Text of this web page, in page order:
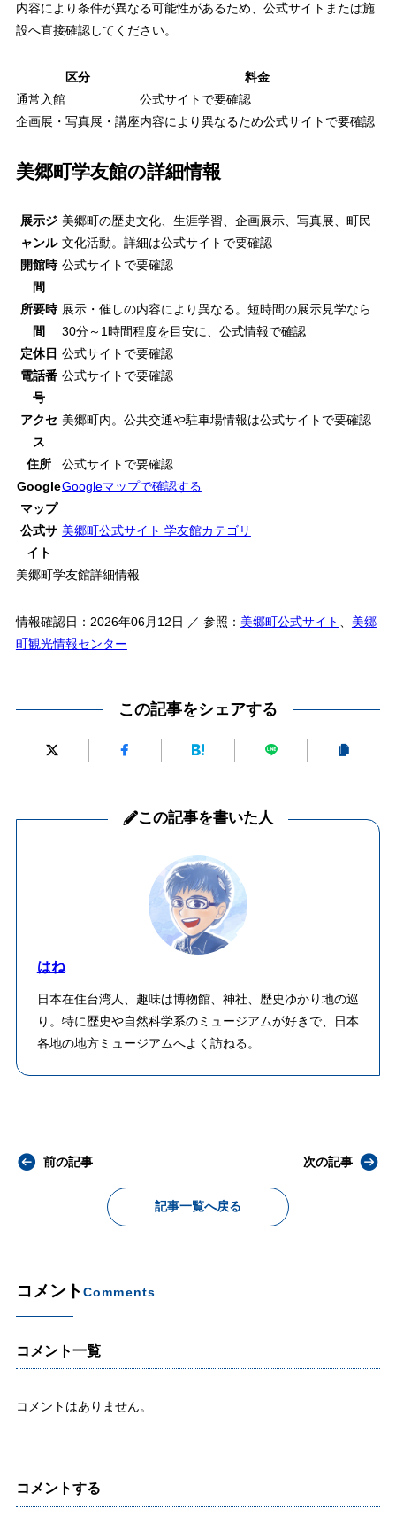
内容により条件が異なる可能性があるため、公式サイトまたは施
設へ直接確認してください。
区分
料金
通常入館
公式サイトで要確認
企画展・写真展・講座内容により異なるため公式サイトで要確認
美郷町学友館の詳細情報
展示ジ
ャンル
美郷町の歴史文化、生涯学習、企画展示、写真展、町民
文化活動。詳細は公式サイトで要確認
開館時
間
公式サイトで要確認
所要時
間
展示・催しの内容により異なる。短時間の展示見学なら
30分～1時間程度を目安に、公式情報で確認
定休日 公式サイトで要確認
電話番
号
公式サイトで要確認
アクセ
ス
美郷町内。公共交通や駐車場情報は公式サイトで要確認
住所
公式サイトで要確認
Google
マップ
Googleマップで確認する
公式サ
イト
美郷町公式サイト 学友館カテゴリ
美郷町学友館詳細情報
情報確認日：2026年06月12日 ／ 参照： 美郷町公式サイト 、 美郷
町観光情報センター
この記事をシェアする
この記事を書いた人
はね
日本在住台湾人、趣味は博物館、神社、歴史ゆかり地の巡
り。特に歴史や自然科学系のミュージアムが好きで、日本
各地の地方ミュージアムへよく訪ねる。
前の記事
記事一覧へ戻る
次の記事
コメントComments
コメント一覧
コメントはありません。
コメントする